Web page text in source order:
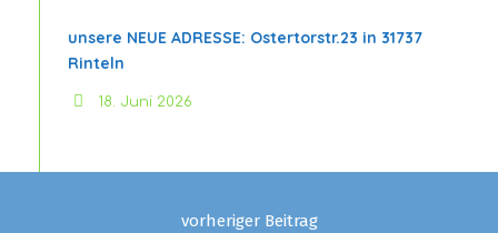
unsere NEUE ADRESSE: Ostertorstr.23 in 31737
Rinteln
18. Juni 2026
vorheriger Beitrag